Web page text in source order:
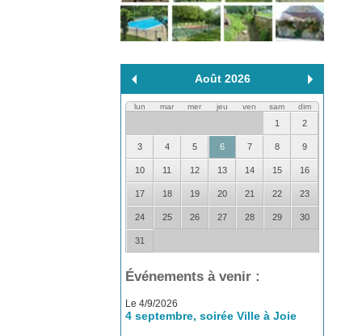
Août 2026
lun mar mer jeu ven sam dim
1 2
3 4 5 6 7 8 9
10 11 12 13 14 15 16
17 18 19 20 21 22 23
24 25 26 27 28 29 30
31
Événements à venir :
Le 4/9/2026
4 septembre, soirée Ville à Joie